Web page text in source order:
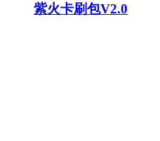
紫火卡刷包V2.0